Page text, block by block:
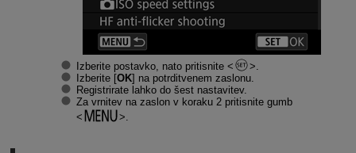
Izberite postavko, nato pritisnite
.
Izberite [OK] na potrditvenem zaslonu.
Registrirate lahko do šest nastavitev.
Za vrnitev na zaslon v koraku 2 pritisnite gumb
.